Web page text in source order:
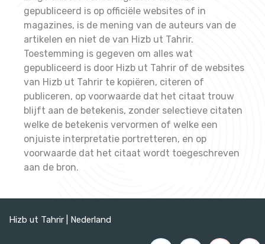
gepubliceerd is op officiële websites of in
magazines, is de mening van de auteurs van de
artikelen en niet de van Hizb ut Tahrir.
Toestemming is gegeven om alles wat
gepubliceerd is door Hizb ut Tahrir of de websites
van Hizb ut Tahrir te kopiëren, citeren of
publiceren, op voorwaarde dat het citaat trouw
blijft aan de betekenis, zonder selectieve citaten
welke de betekenis vervormen of welke een
onjuiste interpretatie portretteren, en op
voorwaarde dat het citaat wordt toegeschreven
aan de bron.
Hizb ut Tahrir | Nederland